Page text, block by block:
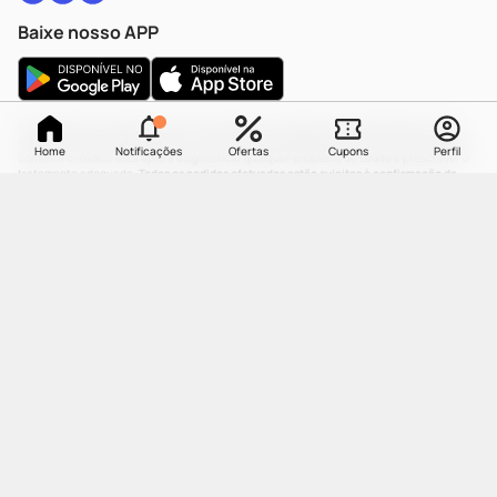
Home Notificações Ofertas Cupons Perfil
Baixe nosso APP
As informações contidas neste site não devem ser usadas para automedicação e não
substituem, em hipótese alguma, as orientações dadas pelo profissional da área médica.
Somente o médico está apto a diagnosticar qualquer problema de saúde e prescrever o
tratamento adequado.
Todos os pedidos efetuados estão sujeitos à confirmação da